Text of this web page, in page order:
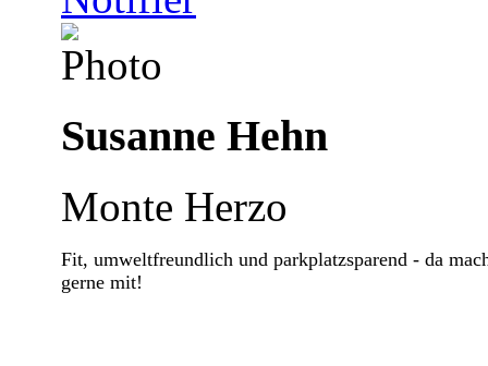
Susanne Hehn
Monte Herzo
Fit, umweltfreundlich und parkplatzsparend - da
gerne mit!